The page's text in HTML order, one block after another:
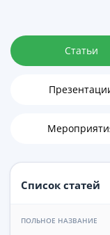
Статьи
Список статей
ПОЛЬНОЕ НАЗВАНИЕ